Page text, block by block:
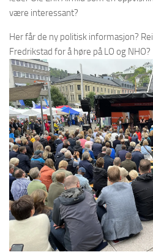
være interessant?
Her får de ny politisk informasjon?
Fredrikstad for å høre på LO og NHO?